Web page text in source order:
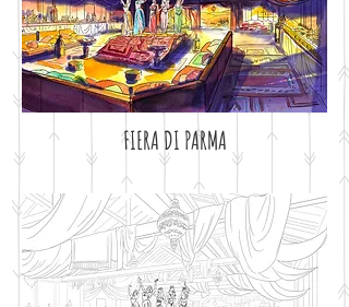
FIERA DI PARMA